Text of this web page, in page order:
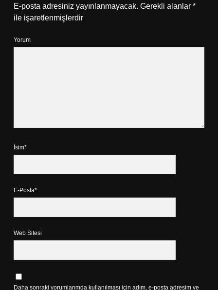
E-posta adresiniz yayınlanmayacak. Gerekli alanlar *
ile işaretlenmişlerdir
Yorum
İsim*
E-Posta*
Web Sitesi
Daha sonraki yorumlarımda kullanılması için adım, e-posta adresim ve